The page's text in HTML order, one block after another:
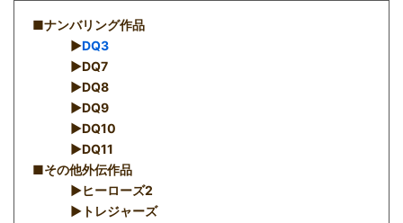
■ナンバリング作品
▶︎DQ3
▶︎DQ7
▶︎DQ8
▶︎DQ9
▶︎DQ10
▶︎DQ11
■その他外伝作品
▶︎ヒーローズ2
▶︎トレジャーズ